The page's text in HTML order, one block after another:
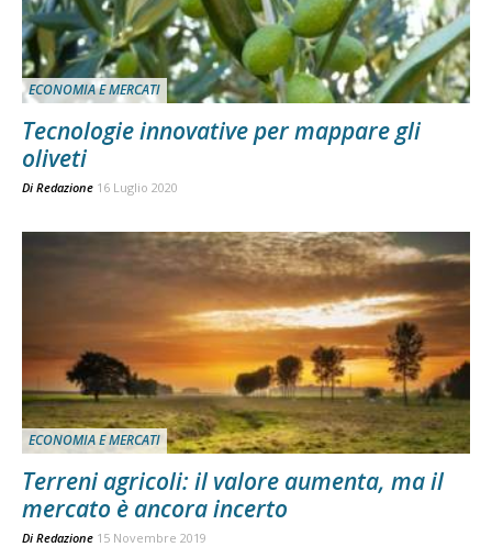
ECONOMIA E MERCATI
Tecnologie innovative per mappare gli
oliveti
Di Redazione 16 Luglio 2020
ECONOMIA E MERCATI
Terreni agricoli: il valore aumenta, ma il
mercato è ancora incerto
Di Redazione 15 Novembre 2019